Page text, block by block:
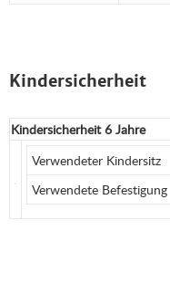
Kindersicherheit
Kindersicherheit 6 Jahre
Verwendeter Kindersitz
Verwendete Befestigung